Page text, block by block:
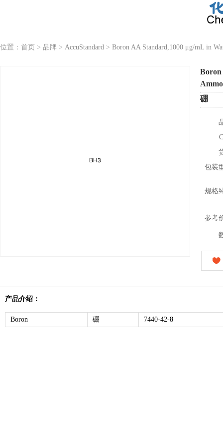
位置： 首页 > 品牌 > AccuStandard > Boron AA Standard,1000 μg/mL in
Boron
硼
包装
规格
参考
产品介绍：
Boron 硼 7440-42-8